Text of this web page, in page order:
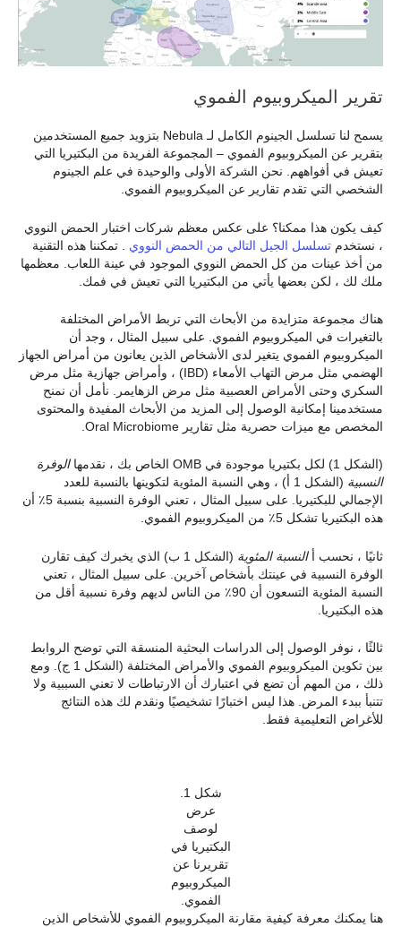
تقرير الميكروبيوم الفموي
يسمح لنا تسلسل الجينوم الكامل لـ Nebula بتزويد جميع المستخدمين
بتقرير عن الميكروبيوم الفموي – المجموعة الفريدة من البكتيريا التي
تعيش في أفواههم. نحن الشركة الأولى والوحيدة في علم الجينوم
الشخصي التي تقدم تقارير عن الميكروبيوم الفموي.
كيف يكون هذا ممكنا؟ على عكس معظم شركات اختبار الحمض النووي
، نستخدم تسلسل الجيل التالي من الحمض النووي . تمكننا هذه التقنية
من أخذ عينات من كل الحمض النووي الموجود في عينة اللعاب. معظمها
ملك لك ، لكن بعضها يأتي من البكتيريا التي تعيش في فمك.
هناك مجموعة متزايدة من الأبحاث التي تربط الأمراض المختلفة
بالتغيرات في الميكروبيوم الفموي. على سبيل المثال ، وجد أن
الميكروبيوم الفموي يتغير لدى الأشخاص الذين يعانون من أمراض الجهاز
الهضمي مثل مرض التهاب الأمعاء (IBD) ، وأمراض جهازية مثل مرض
السكري وحتى الأمراض العصبية مثل مرض الزهايمر. نأمل أن نمنح
مستخدمينا إمكانية الوصول إلى المزيد من الأبحاث المفيدة والمحتوى
المخصص مع ميزات حصرية مثل تقارير Oral Microbiome.
(الشكل 1) لكل بكتيريا موجودة في OMB الخاص بك ، نقدمها
الوفرة
النسبية
(الشكل 1 أ) ، وهي النسبة المئوية لتكوينها بالنسبة للعدد
الإجمالي للبكتيريا. على سبيل المثال ، تعني الوفرة النسبية بنسبة 5٪ أن
هذه البكتيريا تشكل 5٪ من الميكروبيوم الفموي.
ثانيًا ، نحسب أ النسبة المئوية
(الشكل 1 ب) الذي يخبرك كيف تقارن
الوفرة النسبية في عينتك بأشخاص آخرين. على سبيل المثال ، تعني
النسبة المئوية التسعون أن 90٪ من الناس لديهم وفرة نسبية أقل من
هذه البكتيريا.
ثالثًا ، نوفر الوصول إلى الدراسات البحثية المنسقة التي توضح الروابط
بين تكوين الميكروبيوم الفموي والأمراض المختلفة (الشكل 1 ج). ومع
ذلك ، من المهم أن تضع في اعتبارك أن الارتباطات لا تعني السببية ولا
تتنبأ ببدء المرض. هذا ليس اختبارًا تشخيصيًا ونقدم لك هذه النتائج
للأغراض التعليمية فقط.
شكل 1.
عرض
لوصف
البكتيريا في
تقريرنا عن
الميكروبيوم
الفموي.
هنا يمكنك معرفة كيفية مقارنة الميكروبيوم الفموي للأشخاص الذين